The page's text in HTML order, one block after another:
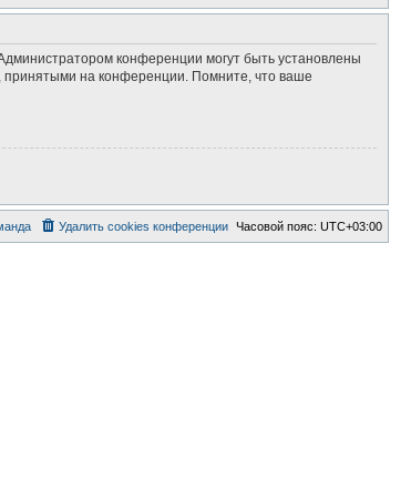
конференции могут быть установлены
принятыми на конференции. Помните, что ваше
Часовой пояс: UTC+03:00
Удалить cookies конференции